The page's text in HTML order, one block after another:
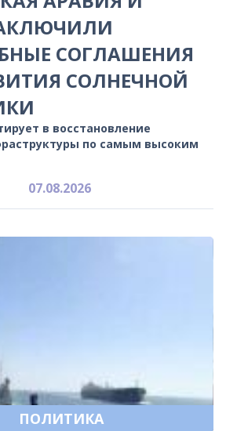
СОГЛАШЕНИЯ
СОЛНЕЧНОЙ
в восстановление
по самым высоким
07.08.2026
ПОЛИТИКА